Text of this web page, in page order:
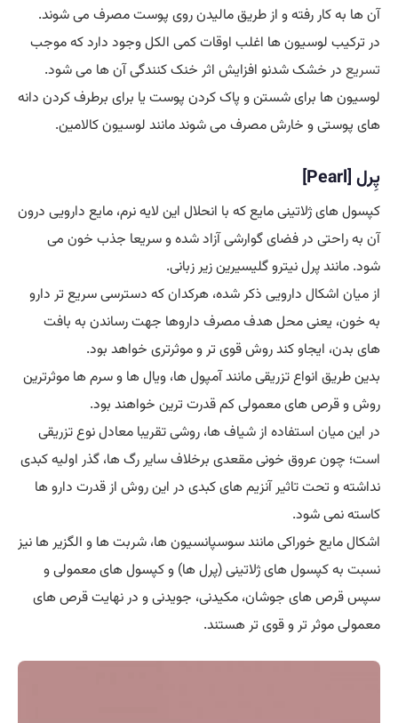
آن ها به کار رفته و از طریق مالیدن روی پوست مصرف می شوند.
در ترکیب لوسیون ها اغلب اوقات کمی الکل وجود دارد که موجب
تسریع در خشک شدنو افزایش اثر خنک کنندگی آن ها می شود.
لوسیون ها برای شستن و پاک کردن پوست یا برای برطرف کردن دانه
های پوستی و خارش مصرف می شوند مانند لوسیون کالامین.
پِرل [Pearl]
کپسول های ژلاتینی مایع که با انحلال این لایه نرم، مایع دارویی درون
آن به راحتی در فضای گوارشی آزاد شده و سریعا جذب خون می
شود. مانند پرل نیترو گلیسیرین زیر زبانی.
از میان اشکال دارویی ذکر شده، هرکدان که دسترسی سریع تر دارو
به خون، یعنی محل هدف مصرف داروها جهت رساندن به بافت
های بدن، ایجاو کند روش قوی تر و موثرتری خواهد بود.
بدین طریق انواع تزریقی مانند آمپول ها، ویال ها و سرم ها موثرترین
روش و قرص های معمولی کم قدرت ترین خواهند بود.
در این میان استفاده از شیاف ها، روشی تقریبا معادل نوع تزریقی
است؛ چون عروق خونی مقعدی برخلاف سایر رگ ها، گذر اولیه کبدی
نداشته و تحت تاثیر آنزیم های کبدی در این روش از قدرت دارو ها
کاسته نمی شود.
اشکال مایع خوراکی مانند سوسپانسیون ها، شربت ها و الگزیر ها نیز
نسبت به کپسول های ژلاتینی (پرل ها) و کپسول های معمولی و
سپس قرص های جوشان، مکیدنی، جویدنی و در نهایت قرص های
معمولی موثر تر و قوی تر هستند.